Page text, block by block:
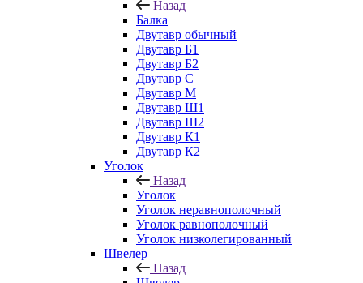
Назад
Балка
Двутавр обычный
Двутавр Б1
Двутавр Б2
Двутавр С
Двутавр М
Двутавр Ш1
Двутавр Ш2
Двутавр К1
Двутавр К2
Уголок
Назад
Уголок
Уголок неравнополочный
Уголок равнополочный
Уголок низколегированный
Швелер
Назад